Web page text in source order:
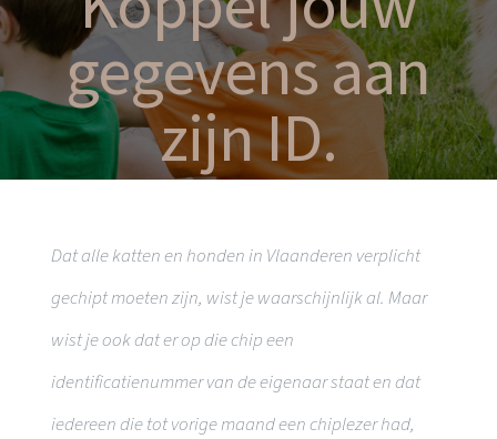
gegevens aan
zijn ID.
Dat alle katten en honden in Vlaanderen verplicht
gechipt moeten zijn, wist je waarschijnlijk al. Maar
wist je ook dat er op die chip een
identificatienummer van de eigenaar staat en dat
iedereen die tot vorige maand een chiplezer had,